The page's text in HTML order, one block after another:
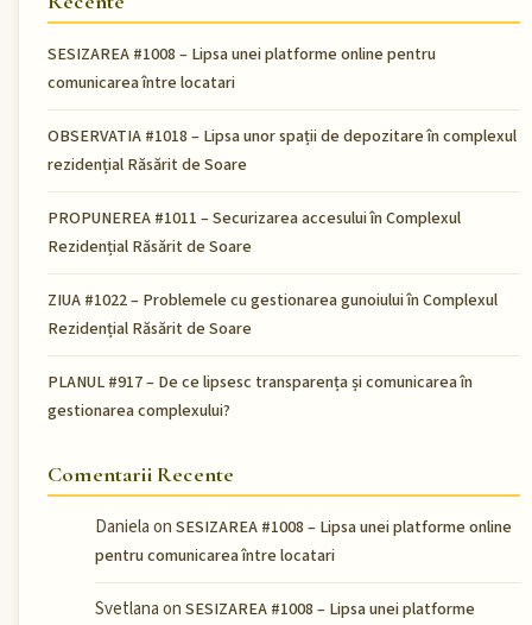
SESIZAREA #1008 – Lipsa unei platforme online pentru
comunicarea între locatari
OBSERVATIA #1018 – Lipsa unor spații de depozitare în complexul
rezidențial Răsărit de Soare
PROPUNEREA #1011 – Securizarea accesului în Complexul
Rezidențial Răsărit de Soare
ZIUA #1022 – Problemele cu gestionarea gunoiului în Complexul
Rezidențial Răsărit de Soare
PLANUL #917 – De ce lipsesc transparența și comunicarea în
gestionarea complexului?
Comentarii Recente
Danielaon SESIZAREA #1008 – Lipsa unei platforme online
pentru comunicarea între locatari
Svetlanaon SESIZAREA #1008 – Lipsa unei platforme